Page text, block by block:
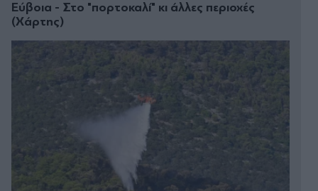
Εύβοια - Στο "πορτοκαλί" κι άλλες περιοχές
(Χάρτης)